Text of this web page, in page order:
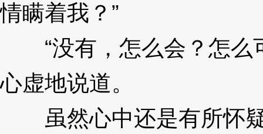
情瞒着我？”
“没有，怎么会？怎么
心虚地说道。
虽然心中还是有所怀疑